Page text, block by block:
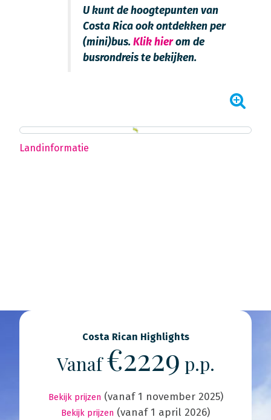
U kunt de hoogtepunten van
Costa Rica ook ontdekken per
(mini)bus.Klik hierom de
busrondreis te bekijken.
Landinformatie
Costa Rican Highlights
Vanaf€2229 p.p.
Bekijk prijzen (vanaf 1 november 2025)
Bekijk prijzen (vanaf 1 april 2026)